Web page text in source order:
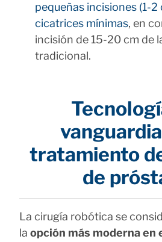
pequeñas incisiones (1-2
cicatrices mínimas, en
incisión de 15-20 cm de
tradicional.
tratamiento
de
La cirugía robótica se
la opción más moderna